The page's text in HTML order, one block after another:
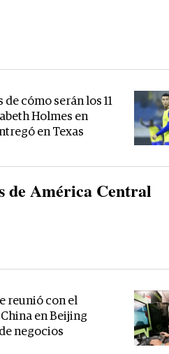
de cómo serán los 11
Holmes en
en Texas
de América Central
reunió con el
en Beijing
negocios